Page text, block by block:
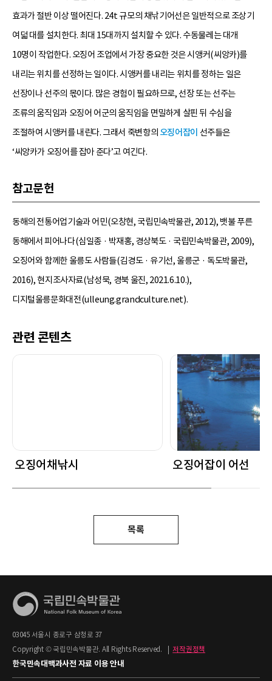
효과가 절반 이상 떨어진다. 24t 규모의 채낚기어선은 일반적으로 조상기
여덟 대를 설치한다. 최대 15대까지 설치할 수 있다. 수동물레는 대개
10명이 작업한다. 오징어 조업에서 가장 중요한 것은 시앵커(씨앙카)를
내리는 위치를 선정하는 일이다. 시앵커를 내리는 위치를 정하는 일은
선장이나 선주의 몫이다. 많은 경험이 필요하므로, 선장 또는 선주는
조류의 움직임과 오징어 어군의 움직임을 면밀하게 살핀 뒤 수심을
조절하여 시앵커를 내린다. 그래서 죽변항의 오징어잡이 선주들은
‘씨앙카가 오징어를 잡아 준다’고 여긴다.
참고문헌
동해의 전통어업기술과 어민(오창현, 국립민속박물관, 2012), 뱃불 푸른
동해에서 피어나다(심일종 · 박재홍, 경상북도 · 국립민속박물관, 2009),
오징어와 함께한 울릉도 사람들(김경도 · 유기선, 울릉군 · 독도박물관,
2016), 현지조사자료(남성묵, 경북 울진, 2021.6.10.),
디지털울릉문화대전(ulleung.grandculture.net).
관련 콘텐츠
오징어채낚시 오징어잡이 어선
목록
03045 서울시 종로구 삼청로 37
Copyright © 국립민속박물관. All Rights Reserved.
저작권정책
한국민속대백과사전 자료 이용 안내